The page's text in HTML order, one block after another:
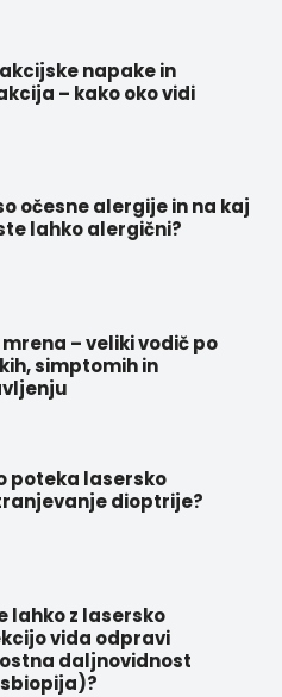
napake in
– kako oko vidi
očesne alergije in na kaj
lahko alergični?
mrena – veliki vodič po
simptomih in
poteka lasersko
dioptrije?
lahko z lasersko
vida odpravi
daljnovidnost